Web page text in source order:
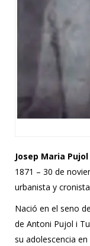
Josep Maria
1871 – 30 de
urbanista y
Nació en el seno
de Antoni Pujol i
su adolescencia